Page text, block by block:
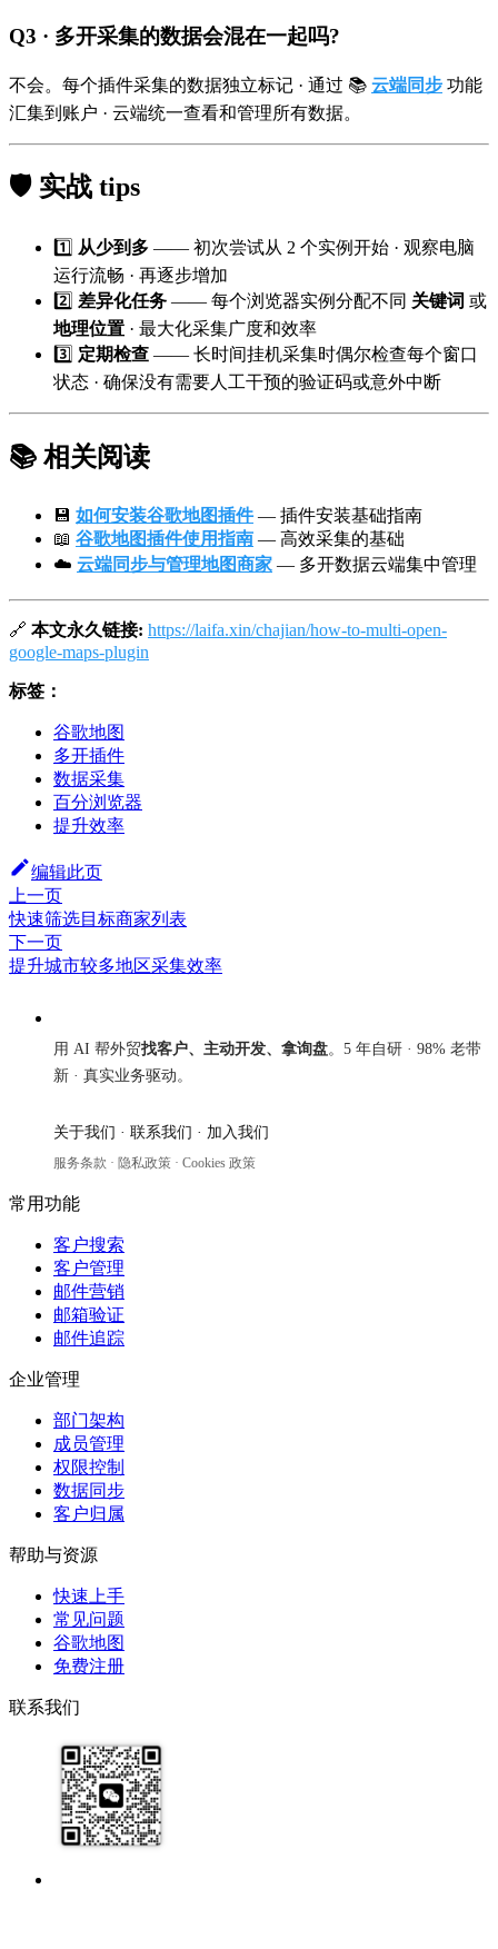
Q3 · 多开采集的数据会混在一起吗?
不会。每个插件采集的数据独立标记 · 通过 📚 云端同步 功能
汇集到账户 · 云端统一查看和管理所有数据。
🛡️ 实战 tips
1️⃣ 从少到多 —— 初次尝试从 2 个实例开始 · 观察电脑
运行流畅 · 再逐步增加
2️⃣ 差异化任务 —— 每个浏览器实例分配不同 关键词 或
地理位置 · 最大化采集广度和效率
3️⃣ 定期检查 —— 长时间挂机采集时偶尔检查每个窗口
状态 · 确保没有需要人工干预的验证码或意外中断
📚 相关阅读
💾 如何安装谷歌地图插件— 插件安装基础指南
📖 谷歌地图插件使用指南 — 高效采集的基础
☁️ 云端同步与管理地图商家 — 多开数据云端集中管理
🔗 本文永久链接: https://laifa.xin/chajian/how-to-multi-open-
google-maps-plugin
标签：
谷歌地图
多开插件
数据采集
百分浏览器
提升效率
编辑此页
上一页
快速筛选目标商家列表
下一页
提升城市较多地区采集效率
用 AI 帮外贸找客户、主动开发、拿询盘。5 年自研 · 98% 老带
新 · 真实业务驱动。
关于我们 · 联系我们 · 加入我们
服务条款 · 隐私政策 · Cookies 政策
常用功能
客户搜索
客户管理
邮件营销
邮箱验证
邮件追踪
企业管理
部门架构
成员管理
权限控制
数据同步
客户归属
帮助与资源
快速上手
常见问题
谷歌地图
免费注册
联系我们